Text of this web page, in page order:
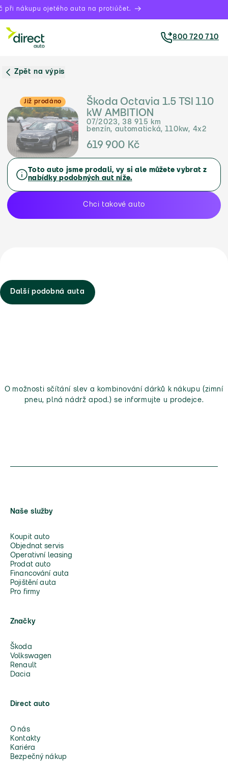
při nákupu ojetého auta na protiúčet.
800 720 710
Zpět na výpis
Již prodáno
Škoda Octavia 1.5 TSI 110
kW AMBITION
07/2023, 38 915 km
benzín, automatická, 110kw, 4x2
619 900 Kč
Toto auto jsme prodali, vy si ale můžete vybrat z
nabídky podobných aut níže.
Chci takové auto
Další podobná auta
O možnosti sčítání slev a kombinování dárků k nákupu (zimní
pneu, plná nádrž apod.) se informujte u prodejce.
Naše služby
Koupit auto
Objednat servis
Operativní leasing
Prodat auto
Financování auta
Pojištění auta
Pro firmy
Značky
Škoda
Volkswagen
Renault
Dacia
Direct auto
O nás
Kontakty
Kariéra
Bezpečný nákup